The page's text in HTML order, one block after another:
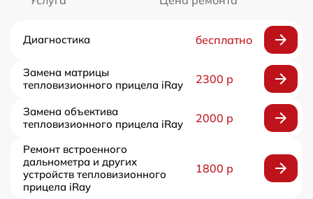
Диагностика бесплатно
Замена матрицы
тепловизионного прицела iRay
2300 р
Замена объектива
тепловизионного прицела iRay
2000 р
Ремонт встроенного
дальнометра и других
устройств тепловизионного
прицела iRay
1800 р